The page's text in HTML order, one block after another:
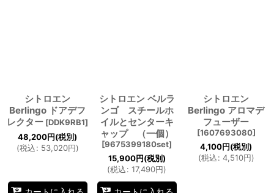
シトロエン
Berlingo ドアデフ
レクター [DDK9RB1]
48,200円(税別)
(税込: 53,020円)
シトロエン ベルラ
ンゴ スチールホ
イルとセンターキ
ャップ （一個）
[9675399180set]
15,900円(税別)
(税込: 17,490円)
シトロエン
Berlingo アロマデ
フューザー
[1607693080]
4,100円(税別)
(税込: 4,510円)